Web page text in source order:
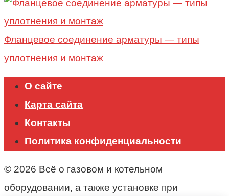
Фланцевое соединение арматуры — типы
уплотнения и монтаж
О сайте
Карта сайта
Контакты
Политика конфиденциальности
© 2026 Всё о газовом и котельном
оборудовании, а также установке при